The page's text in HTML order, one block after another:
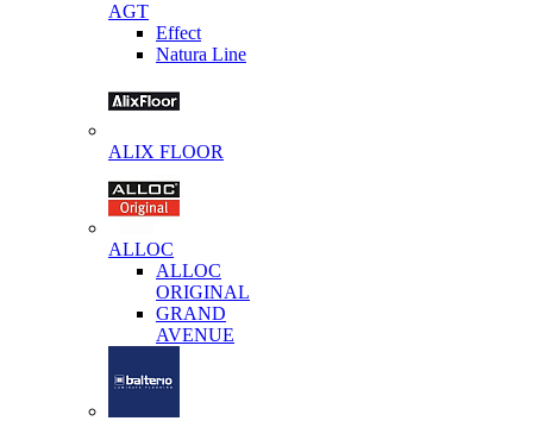
AGT
Effect
Natura Line
ALIX FLOOR
ALLOC
ALLOC
ORIGINAL
GRAND
AVENUE